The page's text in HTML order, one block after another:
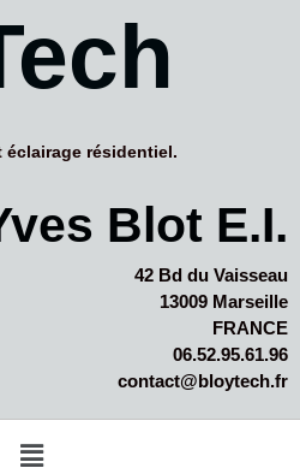
résidentiel.
Blot E.I.
42 Bd du Vaisseau
13009 Marseille
FRANCE
06.52.95.61.96
contact@bloytech.fr